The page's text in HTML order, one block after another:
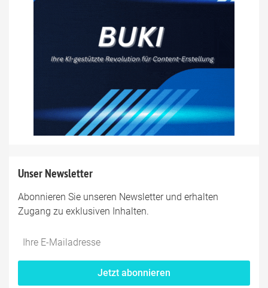
Unser Newsletter
Abonnieren Sie unseren Newsletter und erhalten
Zugang zu exklusiven Inhalten.
Jetzt abonnieren